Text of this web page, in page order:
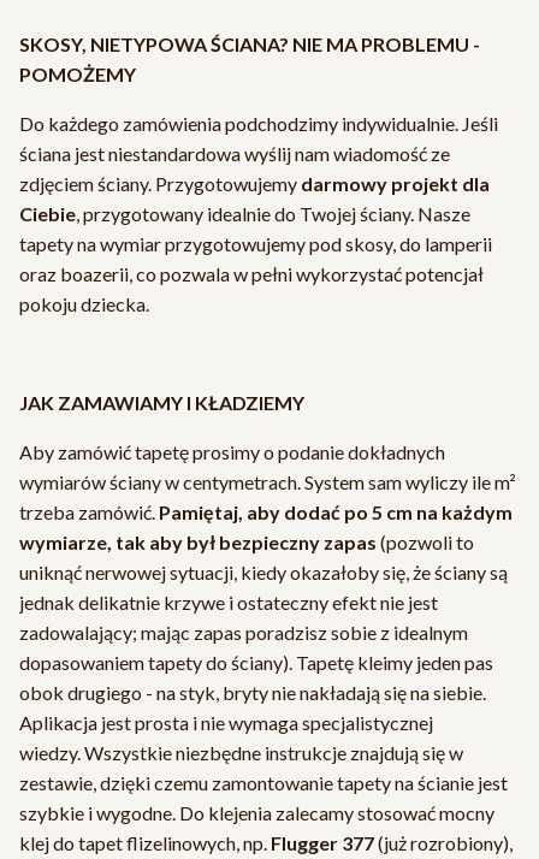
SKOSY, NIETYPOWA ŚCIANA? NIE MA PROBLEMU -
POMOŻEMY
Do każdego zamówienia podchodzimy indywidualnie. Jeśli
ściana jest niestandardowa wyślij nam wiadomość ze
zdjęciem ściany. Przygotowujemy darmowy projekt dla
Ciebie, przygotowany idealnie do Twojej ściany. Nasze
tapety na wymiar przygotowujemy pod skosy, do lamperii
oraz boazerii, co pozwala w pełni wykorzystać potencjał
pokoju dziecka.
JAK ZAMAWIAMY I KŁADZIEMY
Aby zamówić tapetę prosimy o podanie dokładnych
wymiarów ściany w centymetrach. System sam wyliczy ile m²
trzeba zamówić. Pamiętaj, aby dodać po 5 cm na każdym
wymiarze, tak aby był bezpieczny zapas (pozwoli to
uniknąć nerwowej sytuacji, kiedy okazałoby się, że ściany są
jednak delikatnie krzywe i ostateczny efekt nie jest
zadowalający; mając zapas poradzisz sobie z idealnym
dopasowaniem tapety do ściany). Tapetę kleimy jeden pas
obok drugiego - na styk, bryty nie nakładają się na siebie.
Aplikacja jest prosta i nie wymaga specjalistycznej
wiedzy. Wszystkie niezbędne instrukcje znajdują się w
zestawie, dzięki czemu zamontowanie tapety na ścianie jest
szybkie i wygodne. Do klejenia zalecamy stosować mocny
klej do tapet flizelinowych, np. Flugger 377(już rozrobiony),